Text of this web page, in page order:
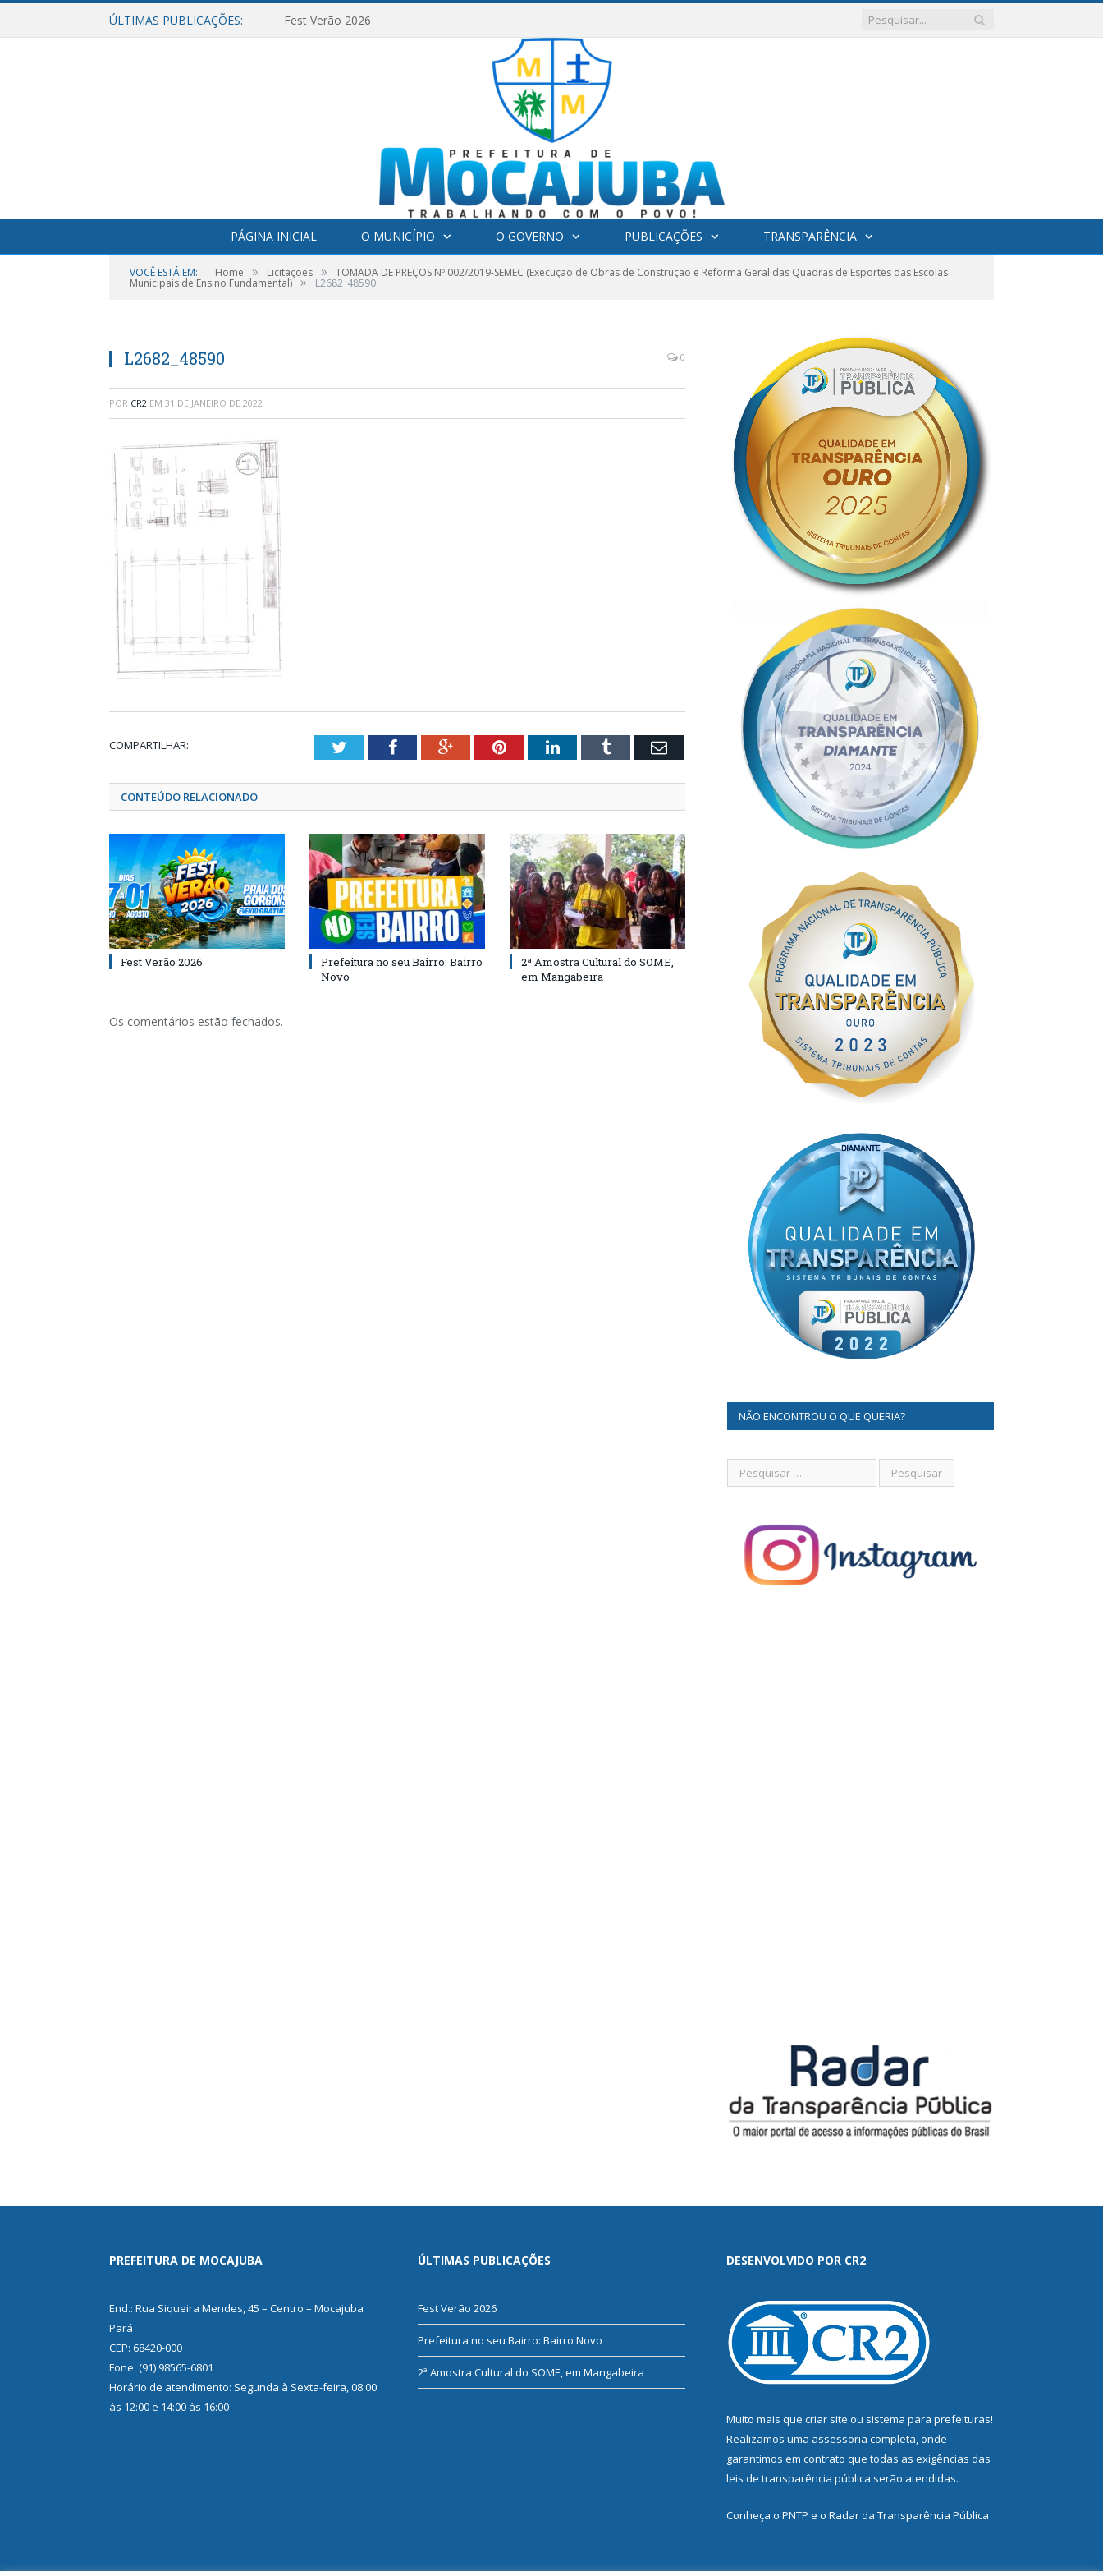
ÚLTIMAS PUBLICAÇÕES: Fest Verão 2026
PÁGINA INICIAL O MUNICÍPIO O GOVERNO PUBLICAÇÕES TRANSPARÊNCIA
VOCÊ ESTÁ EM: Home » Licitações » TOMADA DE PREÇOS Nº 002/2019-SEMEC (Execução de Obras de Construção e Reforma Geral das Quadras de Esportes das Escolas
Municipais de Ensino Fundamental) » L2682_48590
L2682_48590 0
POR CR2 EM 31 DE JANEIRO DE 2022
COMPARTILHAR: TwitterFacebookGoogle+PinterestLinkedInTumblr Email
CONTEÚDO RELACIONADO
Fest Verão 2026
Prefeitura no seu Bairro: Bairro
Novo
2ª Amostra Cultural do SOME,
em Mangabeira
Os comentários estão fechados.
NÃO ENCONTROU O QUE QUERIA?
PREFEITURA DE MOCAJUBA
End.: Rua Siqueira Mendes, 45 – Centro – Mocajuba
Pará
CEP: 68420-000
Fone: (91) 98565-6801
Horário de atendimento: Segunda à Sexta-feira, 08:00
às 12:00 e 14:00 às 16:00
ÚLTIMAS PUBLICAÇÕES
Fest Verão 2026
Prefeitura no seu Bairro: Bairro Novo
2ª Amostra Cultural do SOME, em Mangabeira
DESENVOLVIDO POR CR2
Muito mais que criar site ou sistema para prefeituras!
Realizamos uma assessoria completa, onde
garantimos em contrato que todas as exigências das
leis de transparência pública serão atendidas.
Conheça o PNTP e o Radar da Transparência Pública